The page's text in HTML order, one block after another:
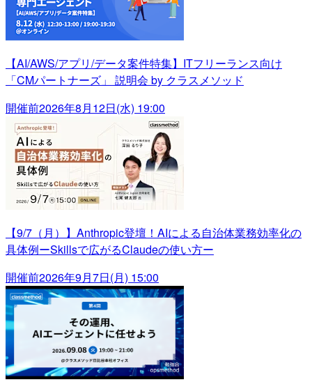
【AI/AWS/アプリ/データ案件特集】ITフリーランス向け
「CMパートナーズ」 説明会 by クラスメソッド
開催前2026年8月12日(水) 19:00
【9/7（月）】Anthropic登壇！AIによる自治体業務効率化の
具体例ーSkillsで広がるClaudeの使い方ー
開催前2026年9月7日(月) 15:00